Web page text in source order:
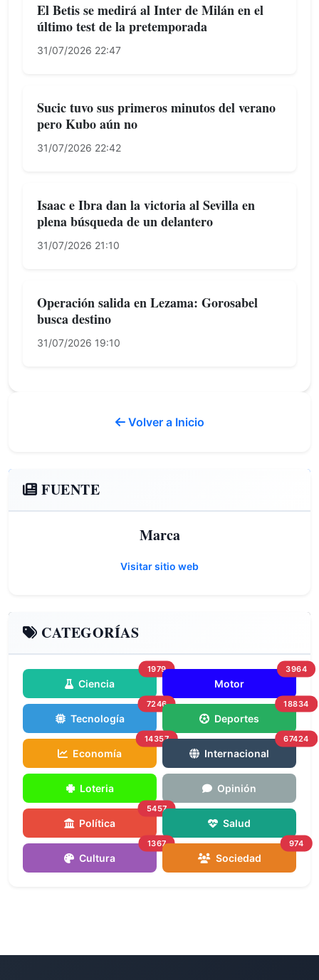
El Betis se medirá al Inter de Milán en el
último test de la pretemporada
31/07/2026 22:47
Sucic tuvo sus primeros minutos del verano
pero Kubo aún no
31/07/2026 22:42
Isaac e Ibra dan la victoria al Sevilla en
plena búsqueda de un delantero
31/07/2026 21:10
Operación salida en Lezama: Gorosabel
busca destino
31/07/2026 19:10
Volver a Inicio
FUENTE
Marca
Visitar sitio web
CATEGORÍAS
Ciencia
1979
Motor
3964
Tecnología
7246
Deportes
18834
Economía
14357
Internacional
67424
Loteria Opinión
Política
5457
Salud
Cultura
1367
Sociedad
974